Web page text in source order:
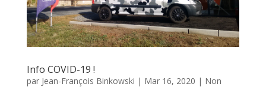
Info COVID-19 !
par Jean-François Binkowski | Mar 16, 2020 | Non